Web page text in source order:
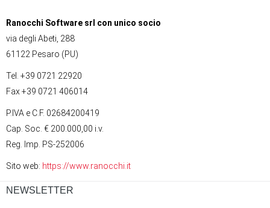
Ranocchi Software srl con unico socio
via degli Abeti, 288
61122 Pesaro (PU)
Tel. +39 0721 22920
Fax +39 0721 406014
P.IVA e C.F. 02684200419
Cap. Soc. € 200.000,00 i.v.
Reg. Imp. PS-252006
Sito web: https://www.ranocchi.it
NEWSLETTER